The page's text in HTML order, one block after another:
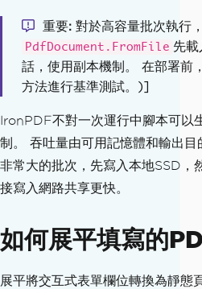
    form_document
.Form.
("applicant_id"). Value
[ "id" ]
    form_document
["date"]
# Save each filled
    output_path
    form_document
.SaveAs(
print
(f "Saved:
重要 對於高容量批次執行
PdfDocument.FromFile 先
話，使用副本機制。 在部署前
方法進行基準測試。)]
IronPDF不對一次運行中腳本可以
制。 吞吐量由可用記憶體和輸出
非常大的批次，先寫入本地SSD，
接寫入網路共享更快。
如何展平填寫的
展平將交互式表單欄位轉換為靜態